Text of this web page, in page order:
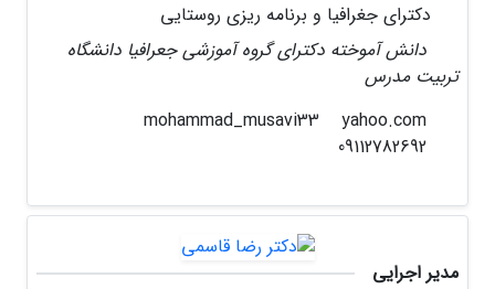
دکترای جغرافیا و برنامه ریزی روستایی
دانش آموخته دکترای گروه آموزشی جعرافیا دانشگاه
تربیت مدرس
yahoo.com
مدیر اجرایی